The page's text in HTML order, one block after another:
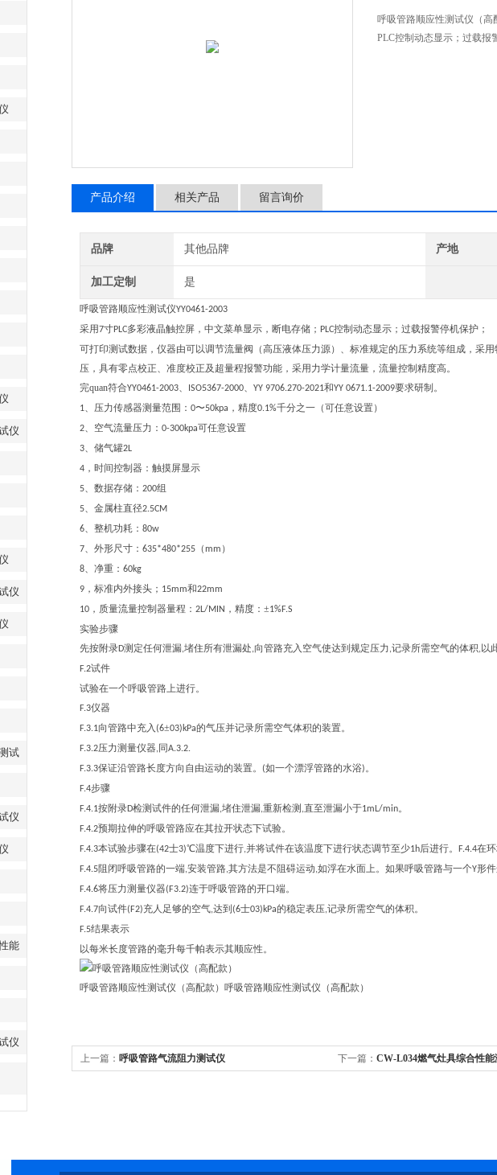
仪
仪
试
仪
能
仪
呼吸管路顺应性测试仪（高
PLC控制动态显示；过载报
产品介绍 相关产品 留言询价
品牌 其他品牌 产地
加工定制 是
呼吸管路顺应性测试仪YY0461-2003
采用7寸PLC多彩液晶触控屏，中文菜单显示，断电存储； PLC控制动态显示；过载报警停机保护；
可打印测试数据，仪器由可以调节流量阀（高压液体压力源）、标准规定的压力系统等组成，采
压，具有零点校正、准度校正及超量程报警功能，采用力学计量流量，流量控制精度高。
完quan符合YY0461-2003、 ISO5367-2000、 YY 9706.270-2021和YY 0671.1-2009要求研制。
1、压力传感器测量范围： 0〜50kpa ，精度0.1%千分之一（可任意设置）
2、空气流量压力： 0-300kpa可任意设置
3、储气罐2L
4 ，时间控制器：触摸屏显示
5、数据存储： 200组
5、金属柱直径2.5CM
6、整机功耗： 80w
7、外形尺寸： 635*480*255 （mm ）
8、净重： 60kg
9 ，标准内外接头； 15mm和22mm
10 ，质量流量控制器量程： 2L/MIN ，精度：±1%F.S
实验步骤
先按附录D测定任何泄漏,堵住所有泄漏处,向管路充入空气使达到规定压力,记录所需空气的体积, 以
F.2试件
试验在一个呼吸管路上进行。
F.3仪器
F.3.1向管路中充入 (6±03)kPa的气压并记录所需空气体积的装置。
F.3.2压力测量仪器, 同A.3.2.
F.3.3保证沿管路长度方向自由运动的装置。 (如一个漂浮管路的水浴)。
F.4步骤
F.4.1按附录D检测试件的任何泄漏,堵住泄漏,重新检测 ,直至泄漏小于1mL/min。
F.4.2预期拉伸的呼吸管路应在其拉开状态下试验。
F.4.3本试验步骤在(42士3)℃温度下进行,并将试件在该温度下进行状态调节至少1h后进行。 F.4.4在
F.4.5阻闭呼吸管路的一端,安装管路,其方法是不阻碍运动,如浮在水面上。如果呼吸管路与一个Y形
F.4.6将压力测量仪器(F3.2)连于呼吸管路的开口端。
F.4.7向试件(F2)充人足够的空气,达到 (6士03)kPa的稳定表压,记录所需空气的体积。
F.5结果表示
以每米长度管路的毫升每千帕表示其顺应性。
呼吸管路顺应性测试仪（高配款）呼吸管路顺应性测试仪（高配款）
上一篇： 呼吸管路气流阻力测试仪 下一篇： CW-L034燃气灶具综合性能